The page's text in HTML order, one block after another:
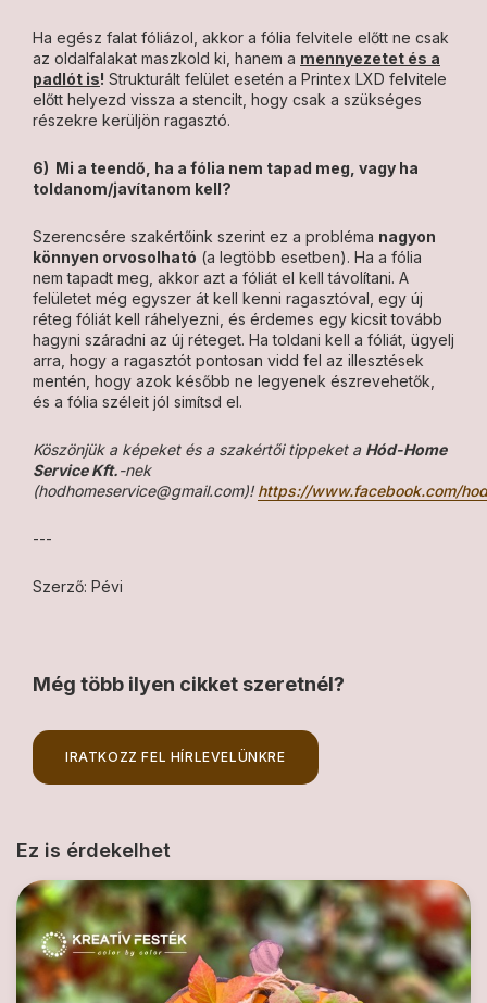
Ha egész falat fóliázol, akkor a fólia felvitele előtt ne csak
az oldalfalakat maszkold ki, hanem a mennyezetet és a
padlót is! Strukturált felület esetén a Printex LXD felvitele
előtt helyezd vissza a stencilt, hogy csak a szükséges
részekre kerüljön ragasztó.
6) Mi a teendő, ha a fólia nem tapad meg, vagy ha
toldanom/javítanom kell?
Szerencsére szakértőink szerint ez a probléma nagyon
könnyen orvosolható (a legtöbb esetben). Ha a fólia
nem tapadt meg, akkor azt a fóliát el kell távolítani. A
felületet még egyszer át kell kenni ragasztóval, egy új
réteg fóliát kell ráhelyezni, és érdemes egy kicsit tovább
hagyni száradni az új réteget. Ha toldani kell a fóliát, ügyelj
arra, hogy a ragasztót pontosan vidd fel az illesztések
mentén, hogy azok később ne legyenek észrevehetők,
és a fólia széleit jól simítsd el.
Köszönjük a képeket és a szakértői tippeket a Hód-Home
Service Kft.-nek
(hodhomeservice@gmail.com)! https://www.facebook.com/
---
Szerző: Pévi
Még több ilyen cikket szeretnél?
IRATKOZZ FEL HÍRLEVELÜNKRE
Ez is érdekelhet